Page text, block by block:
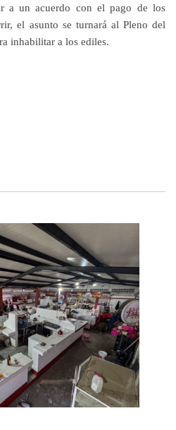
a un acuerdo con el pago de los
el asunto se turnará al Pleno del
inhabilitar a los ediles.